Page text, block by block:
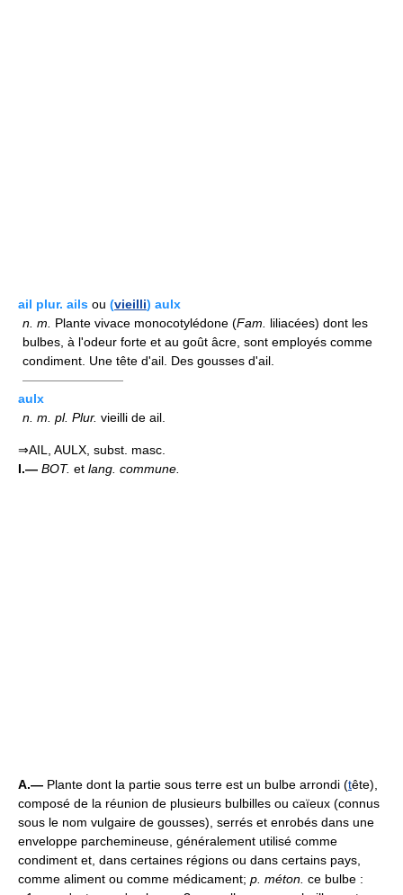
ail plur. ails ou (vieilli) aulx
n. m. Plante vivace monocotylédone (Fam.
liliacées) dont les
bulbes, à l'odeur forte et au goût âcre, sont employés comme
condiment. Une tête d'ail. Des gousses d'ail.
————————
aulx
n. m. pl. Plur. vieilli de ail.
⇒AIL, AULX, subst. masc.
I.— BOT. et lang. commune.
A.— Plante dont la partie sous terre est un bulbe arrondi (tête),
composé de la réunion de plusieurs bulbilles ou caïeux (connus
sous le nom vulgaire de gousses), serrés et enrobés dans une
enveloppe parchemineuse, généralement utilisé comme
condiment et, dans certaines régions ou dans certains pays,
comme aliment ou comme médicament; p. méton. ce bulbe :